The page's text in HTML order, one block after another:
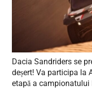
Dacia Sandriders se
deșert! Va participa la
etapă a campionatului